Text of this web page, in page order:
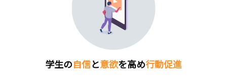
学生の自信と意欲を高め行動促進